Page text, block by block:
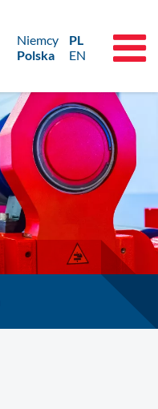
Niemcy
Polska
PL
EN